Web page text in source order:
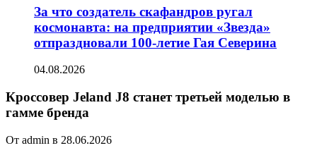
За что создатель скафандров ругал
космонавта: на предприятии «Звезда»
отпраздновали 100-летие Гая Северина
04.08.2026
Кроссовер Jeland J8 станет третьей моделью в
гамме бренда
От admin в 28.06.2026